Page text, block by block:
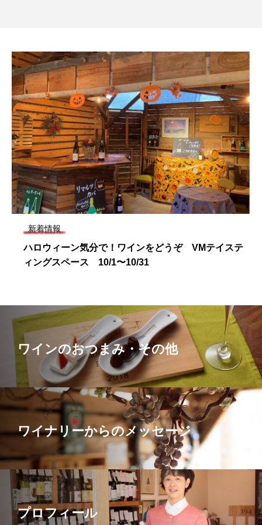
新着情報
ハロウィーン気分で！ワインをどうぞ VMテイステ
ィングスペース 10/1〜10/31
ワインのおつまみ・その他
ワイナリーからのメッセージ
プロフィール